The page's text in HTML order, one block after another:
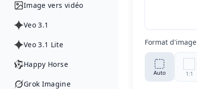
Image vers vidéo
Veo 3.1
Veo 3.1 Lite
Happy Horse
Grok Imagine
Format d'image
Auto 1:1